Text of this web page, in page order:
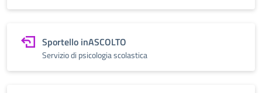
Sportello inASCOLTO
Servizio di psicologia scolastica